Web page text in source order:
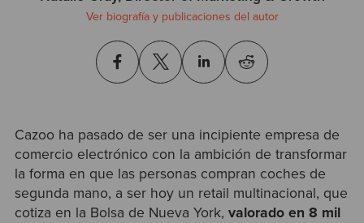
Ver biografía y publicaciones del autor
Cazoo ha pasado de ser una incipiente empresa de
comercio electrónico con la ambición de transformar
la forma en que las personas compran coches de
segunda mano, a ser hoy un retail multinacional, que
cotiza en la Bolsa de Nueva York, valorado en 8 mil